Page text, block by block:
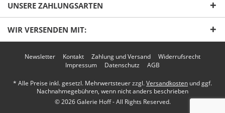
Senden
UNSERE ZAHLUNGSARTEN
WIR VERSENDEN MIT:
Newsletter Kontakt Zahlung und Versand
Widerrufsrecht
Impressum
Datenschutz AGB
* Alle Preise inkl. gesetzl. Mehrwertsteuer zzgl.Versandkosten und ggf.
Nachnahmegebühren, wenn nicht anders beschrieben
© 2026 Galerie Hoff - All Rights Reserved.